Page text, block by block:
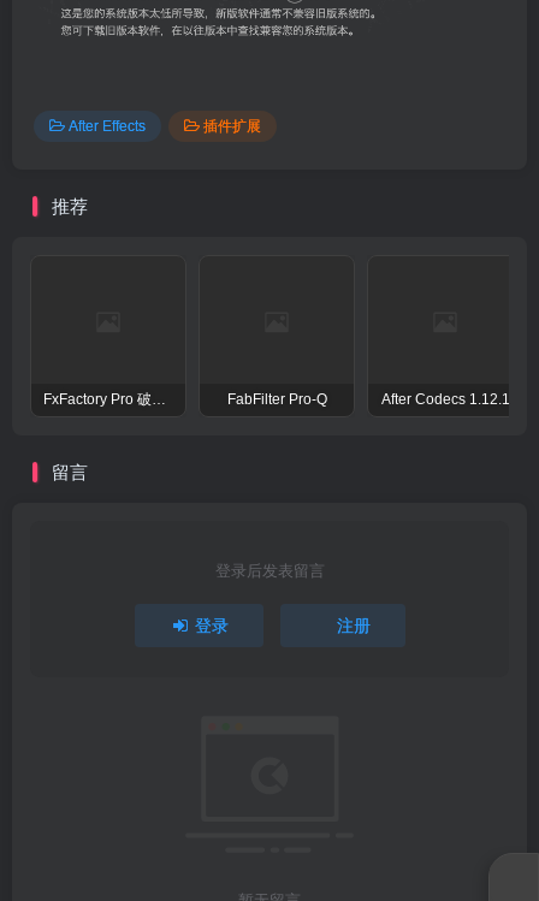
After Effects 插件扩展
推荐
FxFactory Pro 破解版 视觉效果插件工具包 FabFilter Pro-Q After Codecs 1.12.1
留言
登录后发表留言
登录 注册